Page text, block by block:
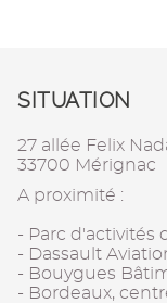
SITUATION
27 allée Felix
33700 Mérignac
A proximité :
- Parc d'activités
- Dassault
- Bouygues
- Bordeaux,